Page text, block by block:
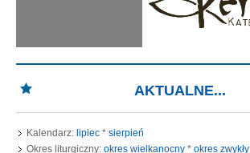
AKTUALNE...
Kalendarz: lipiec * sierpień
Okres liturgiczny: okres wielkanocny * okres zwykły